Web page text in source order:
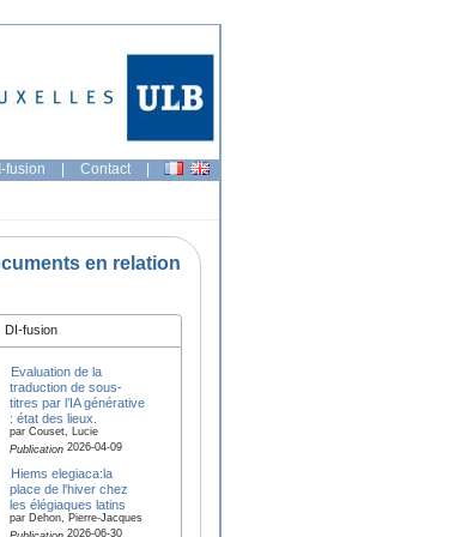
fusion | Contact |
en relation
DI-fusion
Evaluation de la
traduction de sous-
titres par l’IA générative
: état des lieux.
par Couset, Lucie
Publication2026-04-09
Hiems elegiaca:la
place de l'hiver chez
les élégiaques latins
par Dehon, Pierre-Jacques